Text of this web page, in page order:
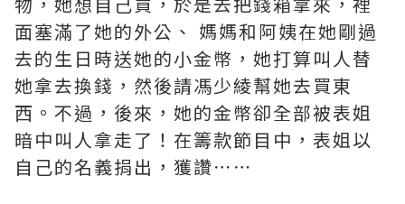
面塞滿了她的外公、 媽媽和阿姨在她剛過
去的生日時送她的小金幣，她打算叫人替
她拿去換錢，然後請馮少綾幫她去買東
西。不過，後來，她的金幣卻全部被表姐
暗中叫人拿走了！在籌款節目中，表姐以
自己的名義捐出，獲讚⋯⋯